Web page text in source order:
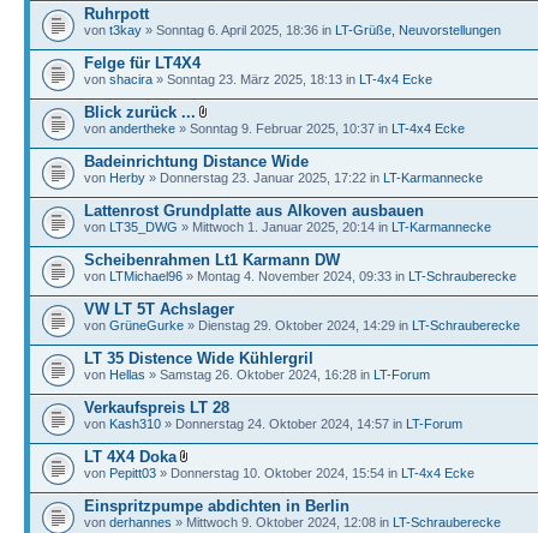
Ruhrpott
von t3kay » Sonntag 6. April 2025, 18:36 in LT-Grüße, Neuvorstellungen
Felge für LT4X4
von shacira » Sonntag 23. März 2025, 18:13 in LT-4x4 Ecke
Blick zurück ...
von andertheke » Sonntag 9. Februar 2025, 10:37 in LT-4x4 Ecke
Badeinrichtung Distance Wide
von Herby » Donnerstag 23. Januar 2025, 17:22 in LT-Karmannecke
Lattenrost Grundplatte aus Alkoven ausbauen
von LT35_DWG » Mittwoch 1. Januar 2025, 20:14 in LT-Karmannecke
Scheibenrahmen Lt1 Karmann DW
von LTMichael96 » Montag 4. November 2024, 09:33 in LT-Schrauberecke
VW LT 5T Achslager
von GrüneGurke » Dienstag 29. Oktober 2024, 14:29 in LT-Schrauberecke
LT 35 Distence Wide Kühlergril
von Hellas » Samstag 26. Oktober 2024, 16:28 in LT-Forum
Verkaufspreis LT 28
von Kash310 » Donnerstag 24. Oktober 2024, 14:57 in LT-Forum
LT 4X4 Doka
von Pepitt03 » Donnerstag 10. Oktober 2024, 15:54 in LT-4x4 Ecke
Einspritzpumpe abdichten in Berlin
von derhannes » Mittwoch 9. Oktober 2024, 12:08 in LT-Schrauberecke